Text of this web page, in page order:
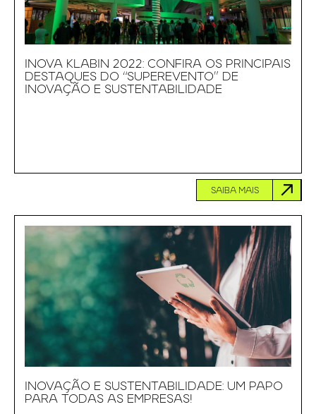
INOVA KLABIN 2022: CONFIRA OS PRINCIPAIS
DESTAQUES DO “SUPEREVENTO” DE
INOVAÇÃO E SUSTENTABILIDADE
SAIBA MAIS
INOVAÇÃO E SUSTENTABILIDADE: UM PAPO
PARA TODAS AS EMPRESAS!